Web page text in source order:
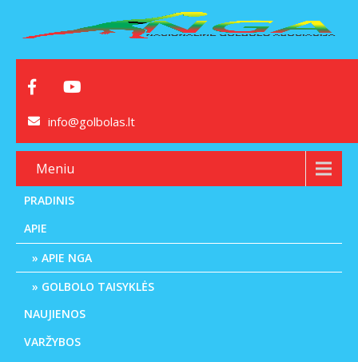
info@golbolas.lt
Meniu
PRADINIS
APIE
APIE NGA
GOLBOLO TAISYKLĖS
NAUJIENOS
VARŽYBOS